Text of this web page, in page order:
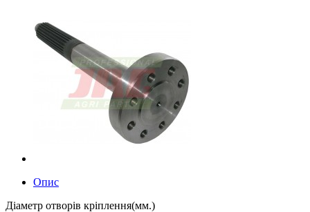
Опис
Діаметр отворів кріплення(мм.)